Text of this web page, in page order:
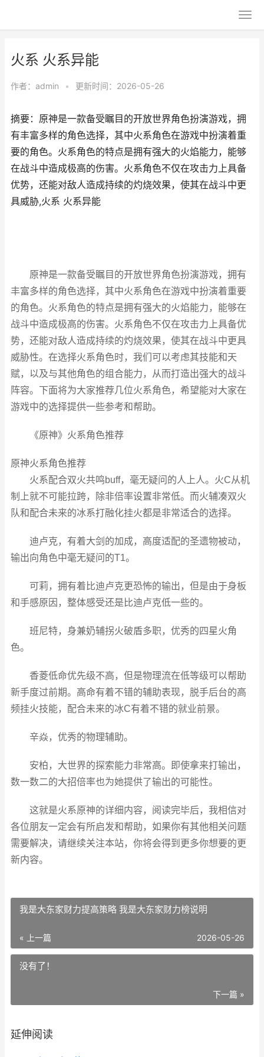
火系 火系异能
作者： admin • 更新时间：2026-05-26
摘要：原神是一款备受瞩目的开放世界角色扮演游戏，拥
有丰富多样的角色选择，其中火系角色在游戏中扮演着重
要的角色。火系角色的特点是拥有强大的火焰能力，能够
在战斗中造成极高的伤害。火系角色不仅在攻击力上具备
优势，还能对敌人造成持续的灼烧效果，使其在战斗中更
具威胁,火系 火系异能
原神是一款备受瞩目的开放世界角色扮演游戏，拥有
丰富多样的角色选择，其中火系角色在游戏中扮演着重要
的角色。火系角色的特点是拥有强大的火焰能力，能够在
战斗中造成极高的伤害。火系角色不仅在攻击力上具备优
势，还能对敌人造成持续的灼烧效果，使其在战斗中更具
威胁性。在选择火系角色时，我们可以考虑其技能和天
赋，以及与其他角色的组合能力，从而打造出强大的战斗
阵容。下面将为大家推荐几位火系角色，希望能对大家在
游戏中的选择提供一些参考和帮助。
《原神》火系角色推荐
原神火系角色推荐
火系配合双火共鸣buff，毫无疑问的人上人。火C从机
制上就不可能拉跨，除非倍率设置非常低。而火辅凑双火
队和配合未来的冰系打融化挂火都是非常适合的选择。
迪卢克，有着大剑的加成，高度适配的圣遗物被动，
输出向角色中毫无疑问的T1。
可莉，拥有着比迪卢克更恐怖的输出，但是由于身板
和手感原因，整体感受还是比迪卢克低一些的。
班尼特，身兼奶辅拐火破盾多职，优秀的四星火角
色。
香菱低命优先级不高，但是物理流在低等级可以帮助
新手度过前期。高命有着不错的辅助表现，脱手后台的高
频挂火技能，配合未来的冰C有着不错的就业前景。
辛焱，优秀的物理辅助。
安柏，大世界的探索能力非常高。即使拿来打输出，
数一数二的大招倍率也为她提供了输出的可能性。
这就是火系原神的详细内容，阅读完毕后，我相信对
各位朋友一定会有所启发和帮助，如果你有其他相关问题
需要解决，请继续关注本站，你将会得到更多你想要的更
新内容。
我是大东家财力提高策略 我是大东家财力榜说明
« 上一篇 2026-05-26
没有了！
下一篇 »
延伸阅读